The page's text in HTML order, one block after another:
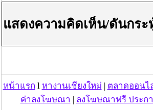
1.สามารถดึงดูดความสนใจผู้ที่มาร่วมง
แสดงความคิดเห็น/ดันกระ
หน้าแรก l หางานเชียงใหม่ | ตลาดออนไ
ค่าลงโฆษณา | ลงโฆษณาฟรี ประก